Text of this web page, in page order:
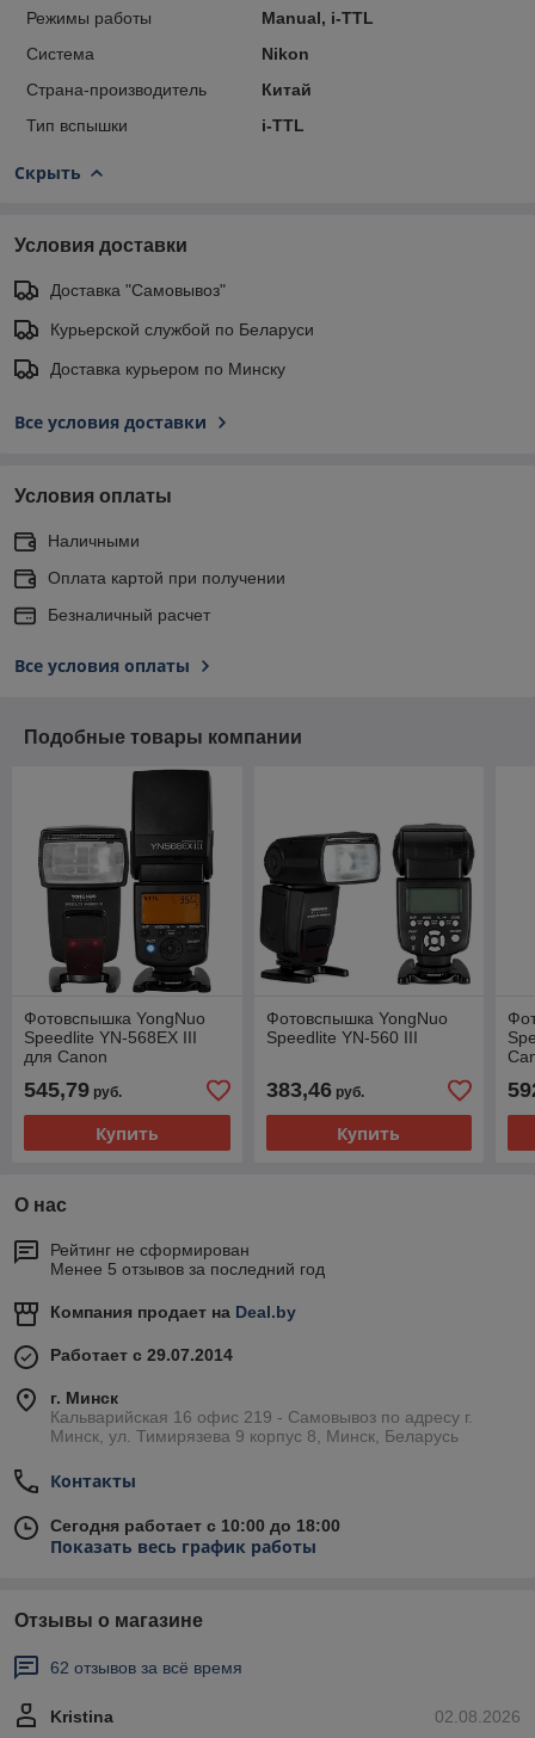
Режимы работы
Manual, i-TTL
Система
Nikon
Страна-производитель
Китай
Тип вспышки
i-TTL
Скрыть
Условия доставки
Доставка "Самовывоз"
Курьерской службой по Беларуси
Доставка курьером по Минску
Все условия доставки
Условия оплаты
Наличными
Оплата картой при получении
Безналичный расчет
Все условия оплаты
Подобные товары компании
Фотовспышка YongNuo
Speedlite YN-568EX III
для Canon
545,79 руб.
Купить
Фотовспышка YongNuo
Speedlite YN-560 III
383,46руб.
Купить
О нас
Рейтинг не сформирован
Менее 5 отзывов за последний год
Компания продает на Deal.by
Работает с 29.07.2014
г. Минск
Кальварийская 16 офис 219 - Самовывоз по адресу г.
Минск, ул. Тимирязева 9 корпус 8, Минск, Беларусь
Контакты
Сегодня работает с 10:00 до 18:00
Показать весь график работы
Отзывы о магазине
62 отзывов за всё время
02.08.2026
Kristina